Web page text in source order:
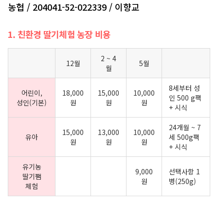
농협 / 204041-52-022339 / 이향교
1. 친환경 딸기체험 농장 비용
12월
2 ~ 4
월
5월
어린이,
성인(기본)
18,000
원
15,000
원
10,000
원
8세부터 성
인 500 g팩
+ 시식
유아
15,000
원
13,000
원
10,000
원
24개월 ~ 7
세 500g팩
+ 시식
유기농
딸기쨈
체험
9,000
원
선택사항 1
병(250g)